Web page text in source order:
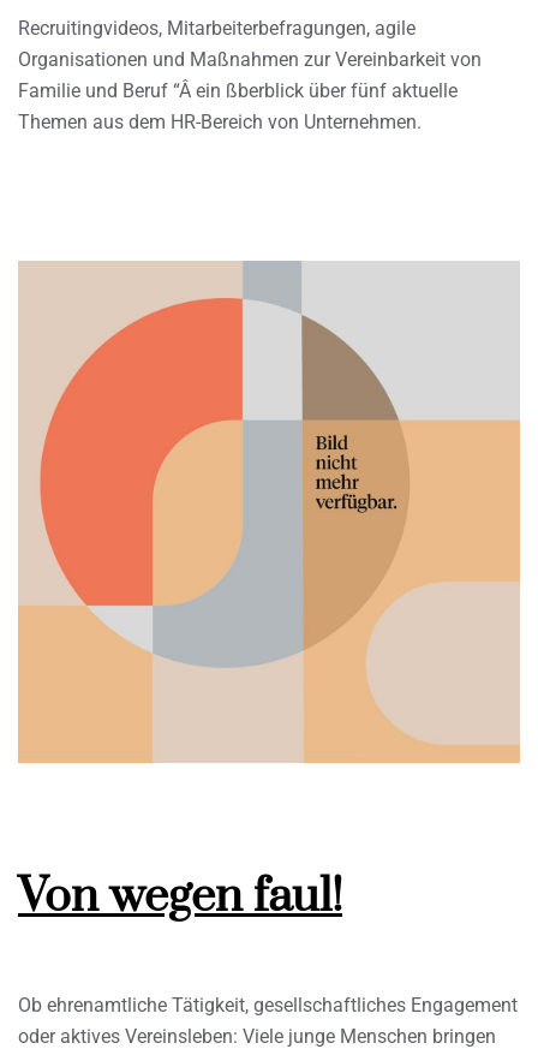
Recruitingvideos, Mitarbeiterbefragungen, agile
Organisationen und Maßnahmen zur Vereinbarkeit von
Familie und Beruf “Â ein ßberblick über fünf aktuelle
Themen aus dem HR-Bereich von Unternehmen.
Von wegen faul!
Ob ehrenamtliche Tätigkeit, gesellschaftliches Engagement
oder aktives Vereinsleben: Viele junge Menschen bringen